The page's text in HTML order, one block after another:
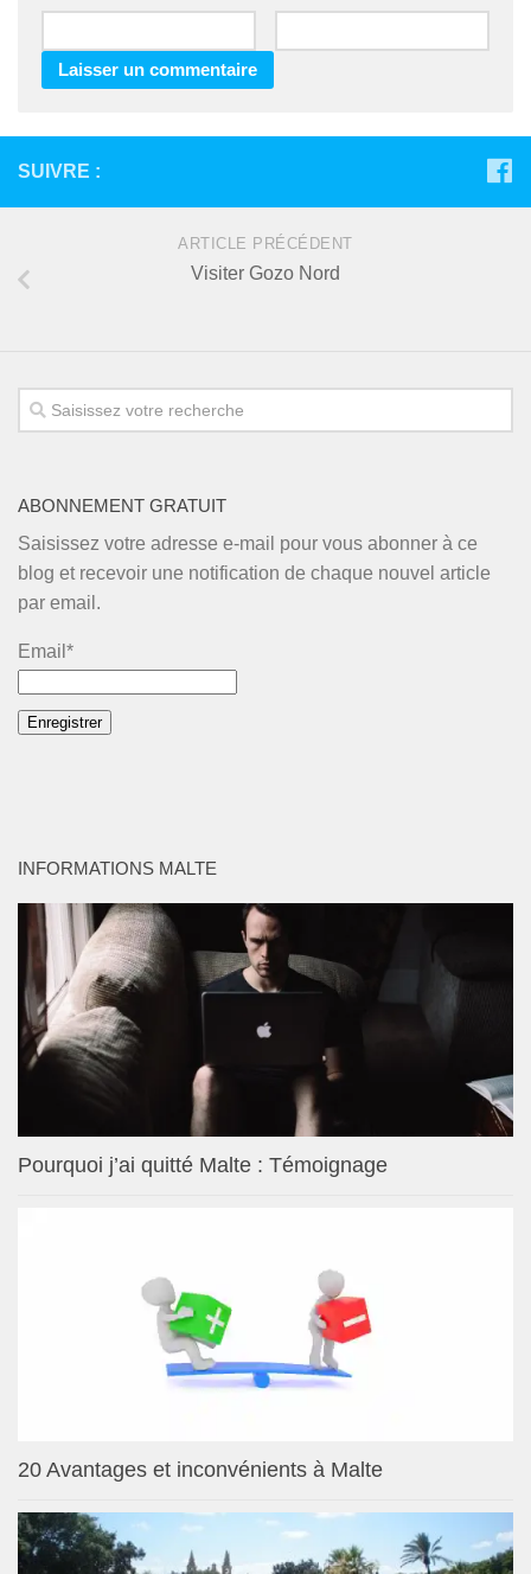
SUIVRE :
ARTICLE PRÉCÉDENT
Visiter Gozo Nord
ABONNEMENT GRATUIT
Saisissez votre adresse e-mail pour vous abonner à ce
blog et recevoir une notification de chaque nouvel article
par email.
Email*
INFORMATIONS MALTE
Pourquoi j’ai quitté Malte : Témoignage
20 Avantages et inconvénients à Malte